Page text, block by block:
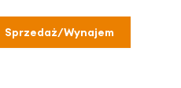
Sprzedaż/Wynajem